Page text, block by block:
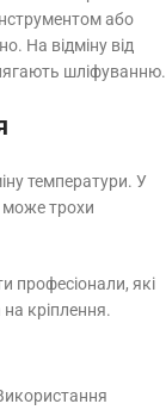
або
На відміну від
шліфуванню.
температури. У
може трохи
професіонали, які
кріплення.